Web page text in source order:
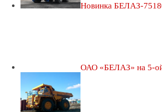
Новинка БЕЛАЗ-
ОАО «БЕЛАЗ» на 5-